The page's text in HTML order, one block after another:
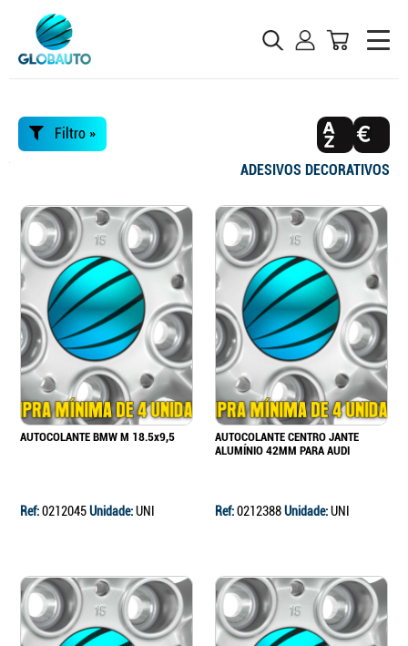
Filtro »
ADESIVOS DECORATIVOS
AUTOCOLANTE BMW M 18.5x9,5
Ref:0212045Unidade:UNI
AUTOCOLANTE CENTRO JANTE
ALUMÍNIO 42MM PARA AUDI
Ref:0212388Unidade:UNI